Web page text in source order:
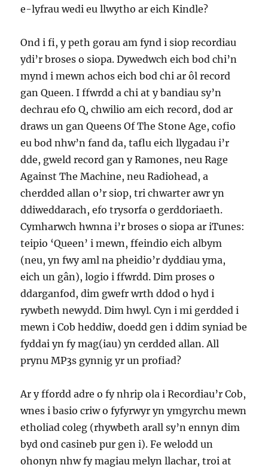
e-lyfrau wedi eu llwytho ar eich Kindle?
Ond i fi, y peth gorau am fynd i siop recordiau
ydi’r broses o siopa. Dywedwch eich bod chi’n
mynd i mewn achos eich bod chi ar ôl record
gan Queen. I ffwrdd a chi at y bandiau sy’n
dechrau efo Q, chwilio am eich record, dod ar
draws un gan Queens Of The Stone Age, cofio
eu bod nhw’n fand da, taflu eich llygadau i’r
dde, gweld record gan y Ramones, neu Rage
Against The Machine, neu Radiohead, a
cherdded allan o’r siop, tri chwarter awr yn
ddiweddarach, efo trysorfa o gerddoriaeth.
Cymharwch hwnna i’r broses o siopa ar iTunes:
teipio ‘Queen’ i mewn, ffeindio eich albym
(neu, yn fwy aml na pheidio’r dyddiau yma,
eich un gân), logio i ffwrdd. Dim proses o
ddarganfod, dim gwefr wrth ddod o hyd i
rywbeth newydd. Dim hwyl. Cyn i mi gerdded i
mewn i Cob heddiw, doedd gen i ddim syniad be
fyddai yn fy mag(iau) yn cerdded allan. All
prynu MP3s gynnig yr un profiad?
Ar y ffordd adre o fy nhrip ola i Recordiau’r Cob,
wnes i basio criw o fyfyrwyr yn ymgyrchu mewn
etholiad coleg (rhywbeth arall sy’n ennyn dim
byd ond casineb pur gen i). Fe welodd un
ohonyn nhw fy magiau melyn llachar, troi at